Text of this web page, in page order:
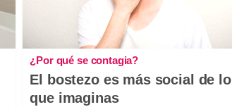
¿Por qué se contagia?
El bostezo es más social de lo
que imaginas